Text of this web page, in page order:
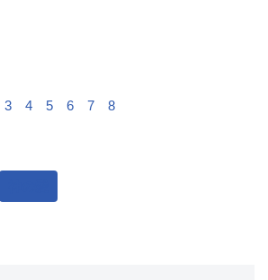
3 4 5 6 7 8